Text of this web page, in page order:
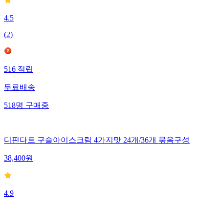
4.5
(2)
516적립
무료배송
518명구매중
디핀다트 구슬아이스크림 4가지맛 24개/36개 묶음구성
38,400원
4.9